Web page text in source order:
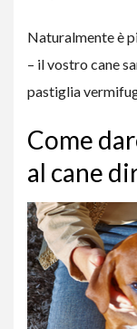
Naturalmente è
– il vostro cane
pastiglia
Come
al cane